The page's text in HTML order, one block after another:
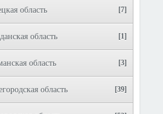
область [7]
область [1]
область [3]
область [39]